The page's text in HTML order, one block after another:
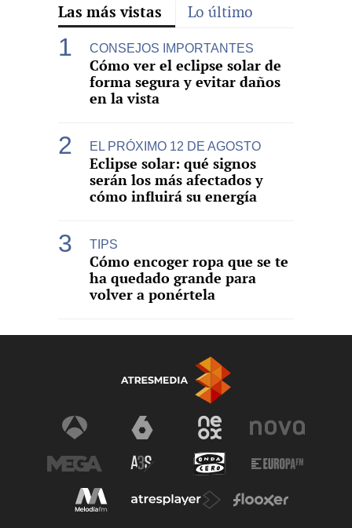
Las más vistas Lo último
CONSEJOS IMPORTANTES
Cómo ver el eclipse solar de
forma segura y evitar daños
en la vista
EL PRÓXIMO 12 DE AGOSTO
Eclipse solar: qué signos
serán los más afectados y
cómo influirá su energía
TIPS
Cómo encoger ropa que se te
ha quedado grande para
volver a ponértela